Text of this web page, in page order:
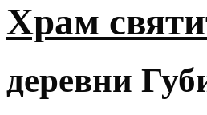
Храм
деревни